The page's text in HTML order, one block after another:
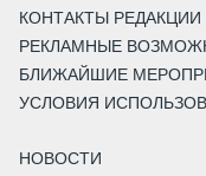
КОНТАКТЫ РЕДАКЦИИ
РЕКЛАМНЫЕ
БЛИЖАЙШИЕ
УСЛОВИЯ
НОВОСТИ